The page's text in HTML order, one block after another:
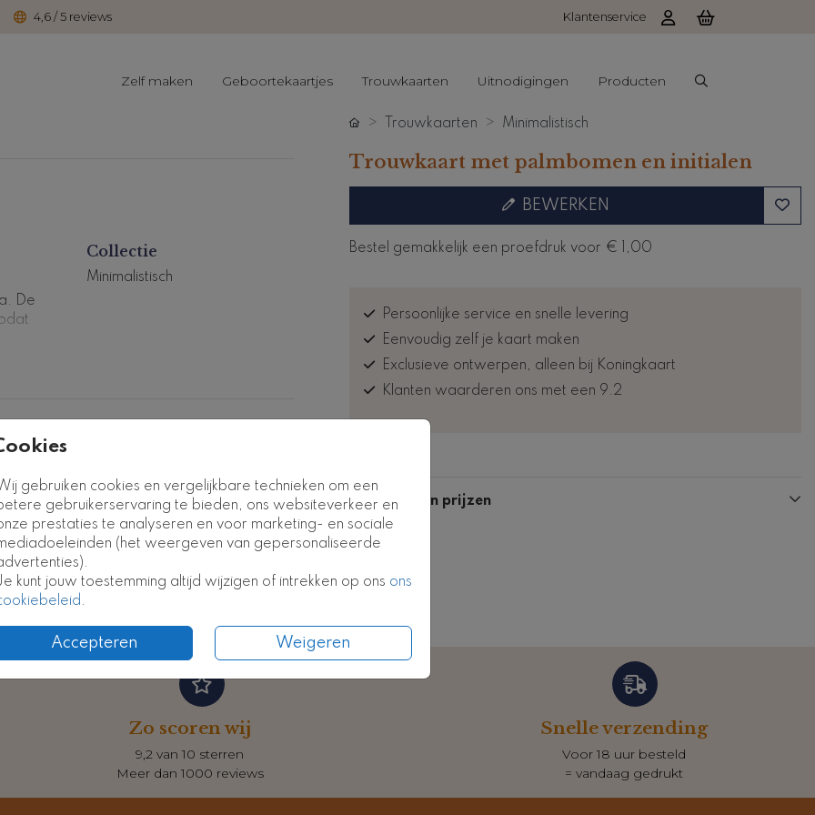
4,6 / 5 reviews Klantenservice
Zelf maken Geboortekaartjes Trouwkaarten Uitnodigingen Producten
gebruiken cookies en vergelijkbare technieken om een
gebruikerservaring te bieden, ons websiteverkeer en
prestaties te analyseren en voor marketing- en sociale
(het weergeven van gepersonaliseerde
kunt jouw toestemming altijd wijzigen of intrekken op ons ons
.
Accepteren Weigeren
De
Collectie
Minimalistisch
Trouwkaarten Minimalistisch
Trouwkaart met palmbomen en initialen
BEWERKEN
Bestel gemakkelijk een proefdruk voor € 1,00
Persoonlijke service en snelle levering
Eenvoudig zelf je kaart maken
Exclusieve ontwerpen, alleen bij Koningkaart
Klanten waarderen ons met een 9.2
Formaten en prijzen
Zo scoren wij
9,2 van 10 sterren
Meer dan 1000 reviews
Snelle verzending
Voor 18 uur besteld
= vandaag gedrukt